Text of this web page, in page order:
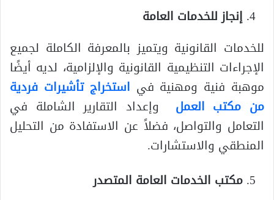
إنجاز للخدمات العامة
للخدمات القانونية ويتميز بالمعرفة الكاملة لجميع
الإجراءات التنظيمية القانونية والإلزامية، لديه أيضًا
موهبة فنية ومهنية في استخراج تأشيرات فردية
من مكتب العمل
وإعداد التقارير الشاملة في
التعامل والتواصل، فضلاً عن الاستفادة من التحليل
المنطقي والاستشارات.
مكتب الخدمات العامة المتصدر